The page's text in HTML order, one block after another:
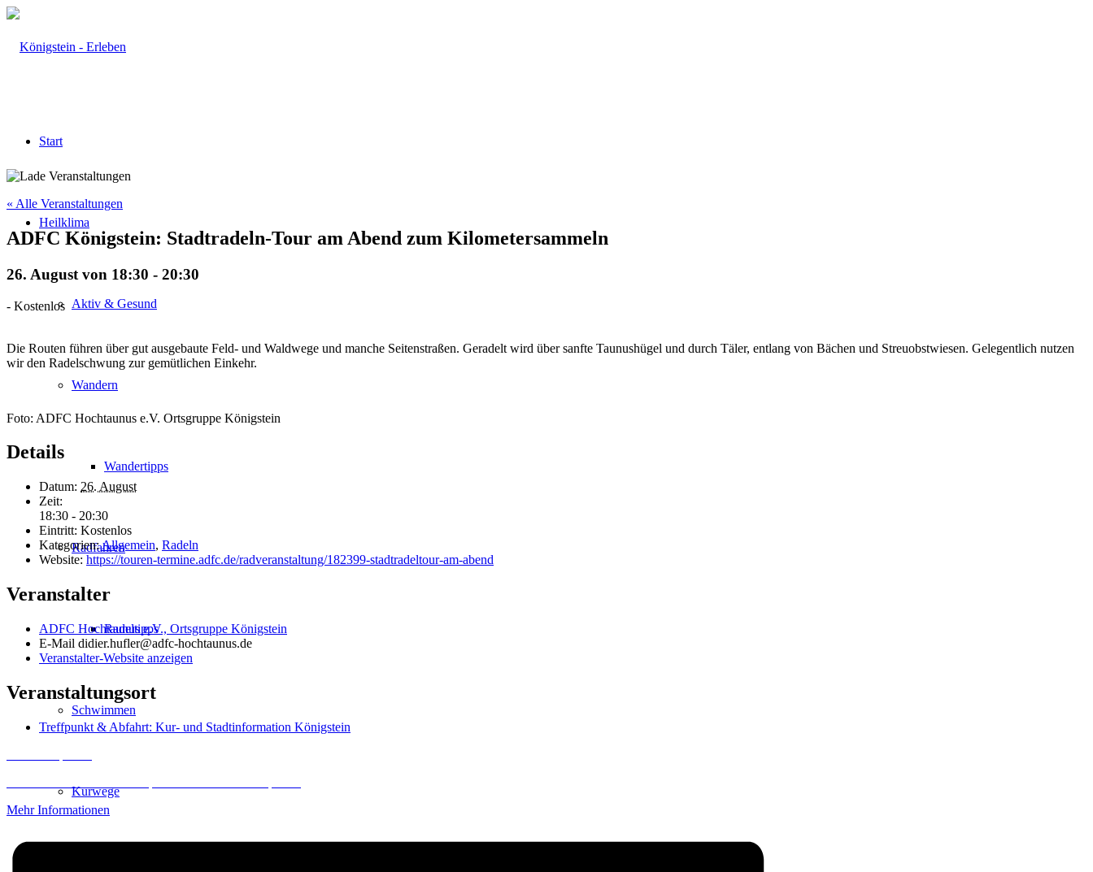
Start
Heilklima
Aktiv & Gesund
Wandern
Wandertipps
Radfahren
Radeltipps
Schwimmen
Kurwege
« Alle Veranstaltungen
ADFC Königstein: Stadtradeln-Tour am Abend zum Kilometersammeln
26. August von 18:30 - 20:30
- Kostenlos
Die Routen führen über gut ausgebaute Feld- und Waldwege und manche Seitenstraßen. Geradelt wird über sanfte Taunushügel und durch Täler, entlang von Bächen und Streuobstwiesen. Gelegentlich nutzen
wir den Radelschwung zur gemütlichen Einkehr.
Foto: ADFC Hochtaunus e.V. Ortsgruppe Königstein
Details
Datum: 26. August
Zeit:
18:30 - 20:30
Eintritt: Kostenlos
Kategorien: Allgemein, Radeln
Website: https://touren-termine.adfc.de/radveranstaltung/182399-stadtradeltour-am-abend
Veranstalter
ADFC Hochtaunus e.V., Ortsgruppe Königstein
E-Mail didier.hufler@adfc-hochtaunus.de
Veranstalter-Website anzeigen
Veranstaltungsort
Treffpunkt & Abfahrt: Kur- und Stadtinformation Königstein
Mehr Informationen